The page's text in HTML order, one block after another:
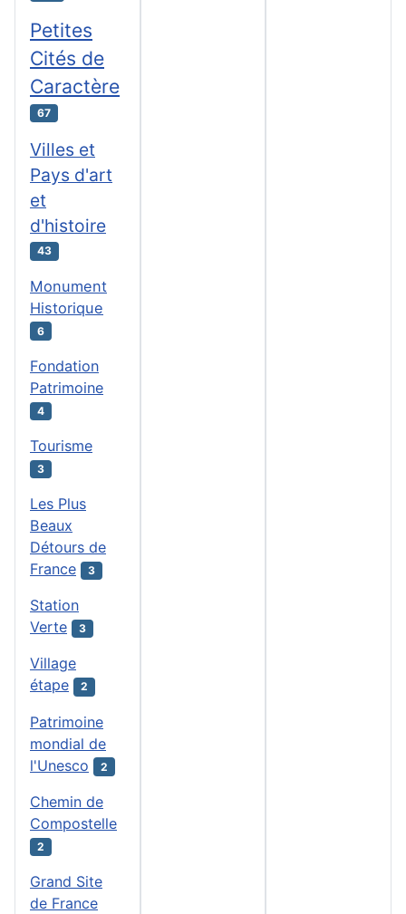
Petites
Cités de
Caractère
67
Villes et
Pays d'art
et
d'histoire
43
Monument
Historique
6
Fondation
Patrimoine
4
Tourisme
3
Les Plus
Beaux
Détours de
France
3
Station
Verte
3
Village
étape
2
Patrimoine
mondial de
l'Unesco
2
Chemin de
Compostelle
2
Grand Site
de France